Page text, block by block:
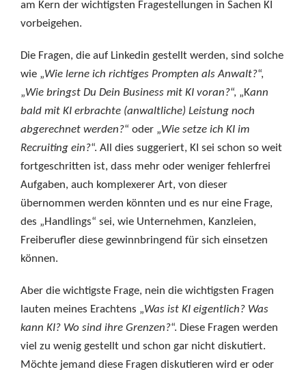
am Kern der wichtigsten Fragestellungen in Sachen KI
vorbeigehen.
Die Fragen, die auf Linkedin gestellt werden, sind solche
wie „Wie lerne ich richtiges Prompten als Anwalt?“,
„Wie bringst Du Dein Business mit KI voran?“, „Kann
bald mit KI erbrachte (anwaltliche) Leistung noch
abgerechnet werden?“ oder „Wie setze ich KI im
Recruiting ein?“. All dies suggeriert, KI sei schon so weit
fortgeschritten ist, dass mehr oder weniger fehlerfrei
Aufgaben, auch komplexerer Art, von dieser
übernommen werden könnten und es nur eine Frage,
des „Handlings“ sei, wie Unternehmen, Kanzleien,
Freiberufler diese gewinnbringend für sich einsetzen
können.
Aber die wichtigste Frage, nein die wichtigsten Fragen
lauten meines Erachtens „Was ist KI eigentlich? Was
kann KI? Wo sind ihre Grenzen?“. Diese Fragen werden
viel zu wenig gestellt und schon gar nicht diskutiert.
Möchte jemand diese Fragen diskutieren wird er oder